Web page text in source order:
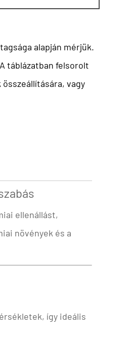
alapján mérjük.
táblázatban felsorolt
vagy
ellenállást,
növények és a
így ideális